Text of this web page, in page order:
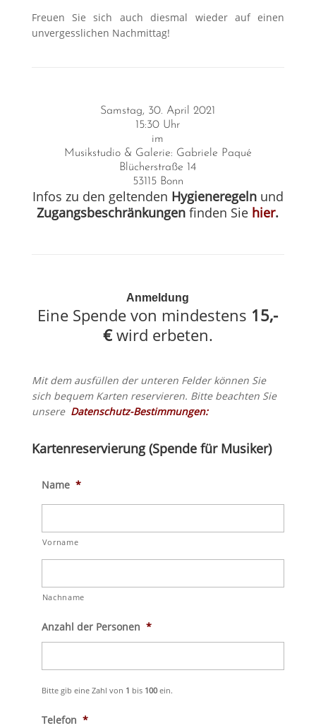
Freuen Sie sich auch diesmal wieder auf einen
unvergesslichen Nachmittag!
Samstag, 30. April 2021
15:30 Uhr
im
Musikstudio & Galerie: Gabriele Paqué
Blücherstraße 14
53115 Bonn
Infos zu den geltenden Hygieneregelnund
Zugangsbeschränkungen finden Sie hier.
Anmeldung
Eine Spende von mindestens 15,-
€wird erbeten.
Mit dem ausfüllen der unteren Felder können Sie
sich bequem Karten reservieren. Bitte beachten Sie
unsere Datenschutz-Bestimmungen:
Kartenreservierung (Spende für Musiker)
Name *
Vorname
Nachname
Anzahl der Personen *
Bitte gib eine Zahl von 1 bis 100ein.
Telefon *